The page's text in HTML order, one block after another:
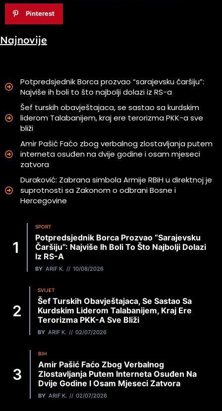
Pinterest
Najnovije
Potpredsjednik Borca prozvao “sarajevsku čaršiju”:
Najviše ih boli to što najbolji dolazi iz RS-a
Šef turskih obavještajaca, se sastao sa kurdskim
liderom Talabanijem, kraj ere terorizma PKK-a sve
bliži
Amir Pašić Faćo zbog verbalnog zlostavljanja putem
interneta osuđen na dvije godine i osam mjeseci
zatvora
Duraković: Zabrana simbola Armije RBiH u direktnoj je
suprotnosti sa Zakonom o odbrani Bosne i
Hercegovine
SPORT
Potpredsjednik Borca Prozvao “sarajevsku
Čaršiju”: Najviše Ih Boli To Što Najbolji Dolazi
Iz RS-A
BY ARIF K. 10/08/2026
SVIJET
Šef Turskih Obavještajaca, Se Sastao Sa
Kurdskim Liderom Talabanijem, Kraj Ere
Terorizma PKK-A Sve Bliži
BY ARIF K. 02/07/2026
BIH
Amir Pašić Faćo Zbog Verbalnog
Zlostavljanja Putem Interneta Osuđen Na
Dvije Godine I Osam Mjeseci Zatvora
BY ARIF K. 02/07/2026